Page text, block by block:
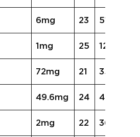
6mg 23 51mg
1mg 25 124mg
72mg 21 358mg
49.6mg 24 490.2mg
2mg 22 36mg